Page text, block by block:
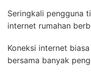
Seringkali pengguna
internet rumahan
Koneksi internet
bersama banyak